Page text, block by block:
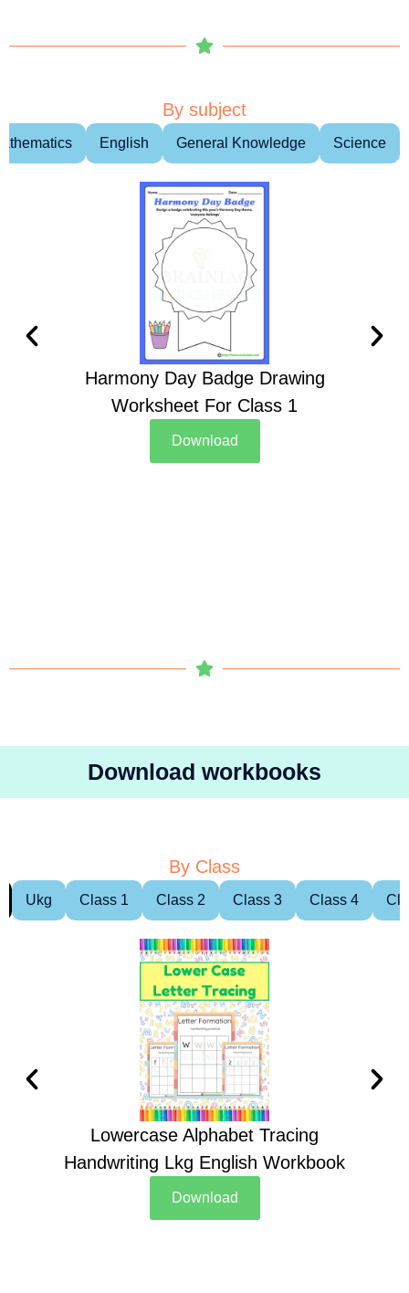
By subject
English General Knowledge Science
Harmony Day Badge Drawing
Worksheet For Class 1
Download
Download workbooks
By Class
Ukg Class 1 Class 2 Class 3 Class 4
Lowercase Alphabet Tracing
Handwriting Lkg English Workbook
Download